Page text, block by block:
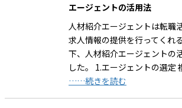
エージェントの活用法
人材紹介エージェントは転職
求人情報の提供を行ってくれ
下、人材紹介エージェントの
した。 1.エージェントの選定
……続きを読む